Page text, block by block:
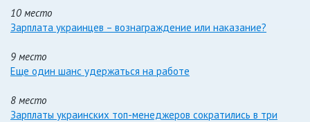
10 место
Зарплата украинцев – вознаграждение или наказание?
9 место
Еще один шанс удержаться на работе
8 место
Зарплаты украинских топ-менеджеров сократились в три